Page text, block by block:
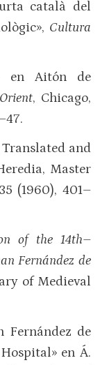
català del
Cultura
en Aitón de
, Chicago,
Translated and
Master
35 (1960), 401–
of the 14th–
Fernández de
of Medieval
Fernández de
en Á.